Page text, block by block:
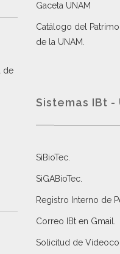
de
Gaceta UNAM
Catálogo del
de la UNAM.
Sistemas IBt -
SiBioTec
SiGABioTec.
Registro Interno de
Correo IBt en Gmail
Solicitud de